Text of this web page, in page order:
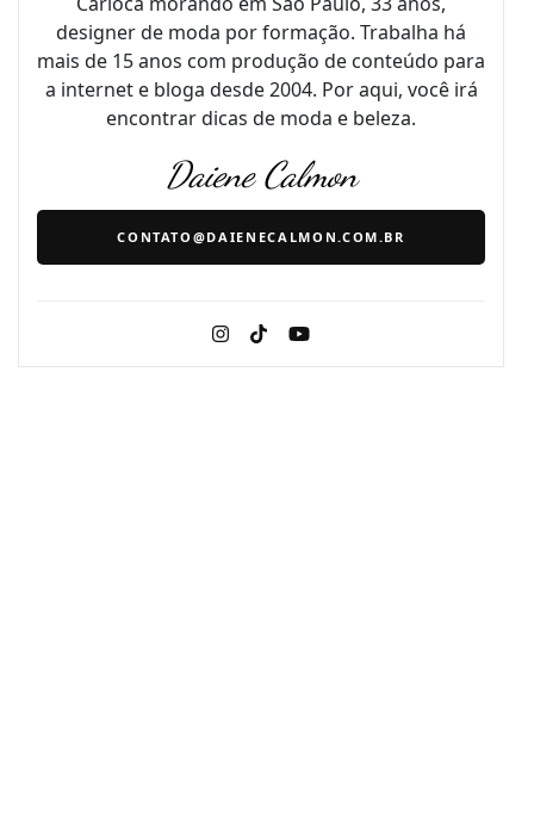
designer de moda por formação. Trabalha há
mais de 15 anos com produção de conteúdo para
a internet e bloga desde 2004. Por aqui, você irá
encontrar dicas de moda e beleza.
Daiene Calmon
CONTATO@DAIENECALMON.COM.BR